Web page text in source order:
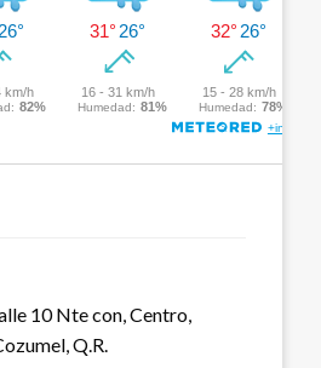
10 Nte con, Centro,
Q.R.